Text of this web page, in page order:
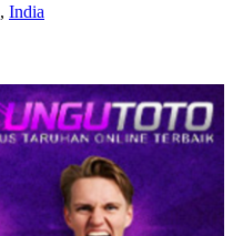
, India